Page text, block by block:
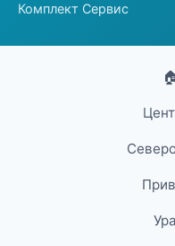
Комплект Сервис